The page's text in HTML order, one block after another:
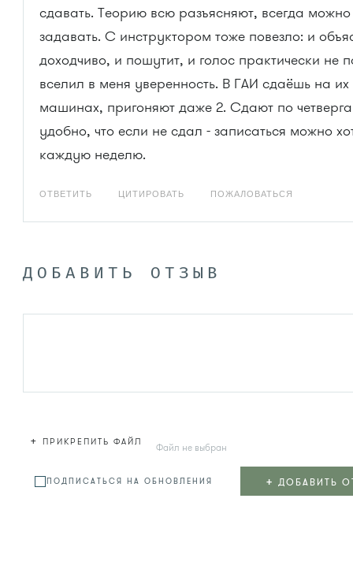
сдавать. Теорию всю разъясняют, всегда
задавать. С инструктором тоже повезло: и
доходчиво, и пошутит, и голос практически не
вселил в меня уверенность. В ГАИ сдаёшь на
машинах, пригоняют даже 2. Сдают по
удобно, что если не сдал - записаться можно
каждую неделю.
ОТВЕТИТЬ ЦИТИРОВАТЬ ПОЖАЛОВАТЬСЯ
ДОБАВИТЬ ОТЗЫВ
+ ПРИКРЕПИТЬ ФАЙЛ Файл не выбран
ПОДПИСАТЬСЯ НА ОБНОВЛЕНИЯ + ДОБАВИТЬ